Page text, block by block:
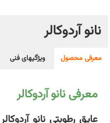
نانو آردوکالر
معرفی محصول ویژگیهای فنی
معرفی نانو آردوکالر
عایق رطوبتی نانو آردوکالر